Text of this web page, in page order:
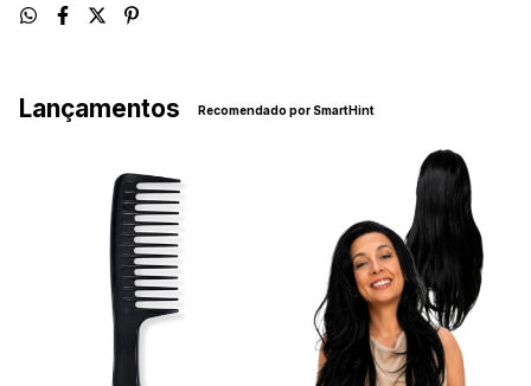
Lançamentos Recomendado por SmartHint